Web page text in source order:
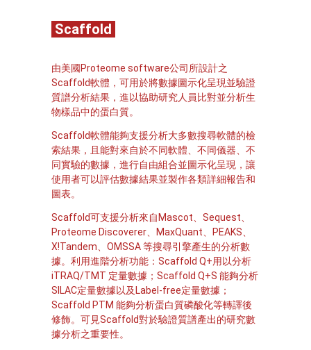
Scaffold
由美國Proteome software公司所設計之
Scaffold軟體，可用於將數據圖示化呈現並驗證
質譜分析結果，進以協助研究人員比對並分析生
物樣品中的蛋白質。
Scaffold軟體能夠支援分析大多數搜尋軟體的檢
索結果，且能對來自於不同軟體、不同儀器、不
同實驗的數據，進行自由組合並圖示化呈現，讓
使用者可以評估數據結果並製作各類詳細報告和
圖表。
Scaffold可支援分析來自Mascot、Sequest、
Proteome Discoverer、MaxQuant、PEAKS、
X!Tandem、OMSSA 等搜尋引擎產生的分析數
據。利用進階分析功能：Scaffold Q+用以分析
iTRAQ/TMT 定量數據；Scaffold Q+S 能夠分析
SILAC定量數據以及Label-free定量數據；
Scaffold PTM 能夠分析蛋白質磷酸化等轉譯後
修飾。可見Scaffold對於驗證質譜產出的研究數
據分析之重要性。